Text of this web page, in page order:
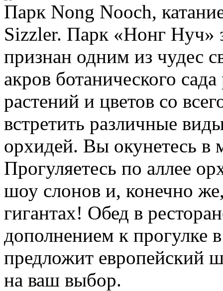
Парк Nong Nooch,
Sizzler. Парк «Нонг Нуч»
признан одним из чудес
акров ботанического
растений и цветов со
встретить различные
орхидей. Вы окунетесь в
Прогуляетесь по аллее
шоу слонов и, конечно
гигантах! Обед в
дополнением к прогулке
предложит европейский
на ваш выбор.